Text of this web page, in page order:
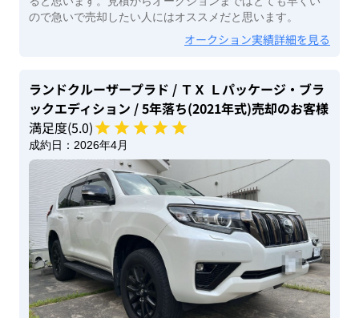
ので急いで売却したい人にはオススメだと思います。
オークション実績詳細を見る
ランドクルーザープラド / ＴＸ Ｌパッケージ・ブラ
ックエディション / 5年落ち(2021年式)売却のお客様
満足度(5.0)
成約日： 2026年4月